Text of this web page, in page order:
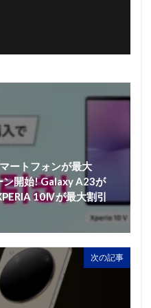
ートフォンが最大
開始! Galaxy A23が
10Ⅳが最大割引
次の記事